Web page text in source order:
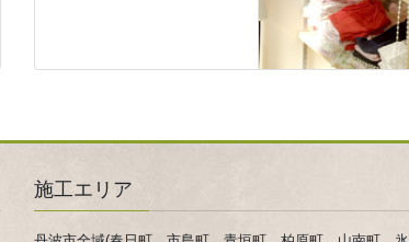
施工エリア